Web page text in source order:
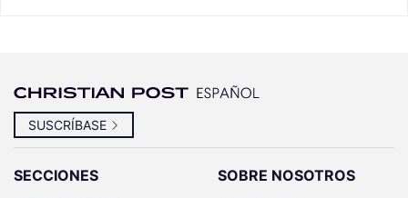
SUSCRÍBASE
SECCIONES SOBRE NOSOTROS